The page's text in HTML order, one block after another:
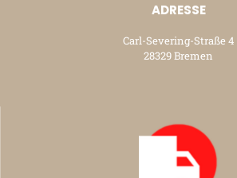
ADRESSE
Carl-Severing-Straße 4
28329 Bremen